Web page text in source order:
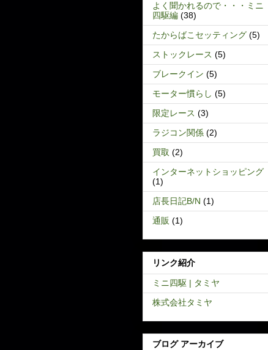
よく聞かれるので・・・ミニ
四駆編 (38)
たからばこセッティング (5)
ストックレース (5)
ブレークイン (5)
モーター慣らし (5)
限定レース (3)
ラジコン関係 (2)
買取 (2)
インターネットショッピング
(1)
店長日記B/N (1)
通販 (1)
リンク紹介
ミニ四駆 | タミヤ
株式会社タミヤ
ブログ アーカイブ